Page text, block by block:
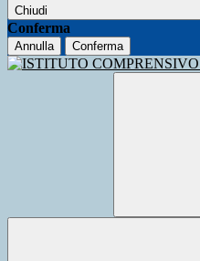
Chiudi
Conferma
Annulla Conferma